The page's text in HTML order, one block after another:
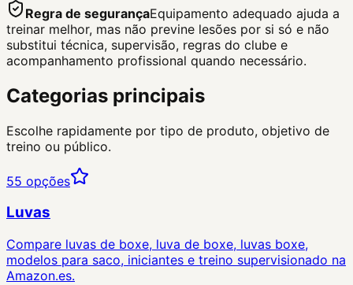
Regra de segurançaEquipamento adequado ajuda a
treinar melhor, mas não previne lesões por si só e não
substitui técnica, supervisão, regras do clube e
acompanhamento profissional quando necessário.
Categorias principais
Escolhe rapidamente por tipo de produto, objetivo de
treino ou público.
55 opções
Luvas
Compare luvas de boxe, luva de boxe, luvas boxe,
modelos para saco, iniciantes e treino supervisionado na
Amazon.es.